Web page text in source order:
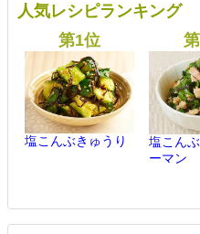
人気レシピランキング
塩こんぶきゅうり
塩こん
ーマン